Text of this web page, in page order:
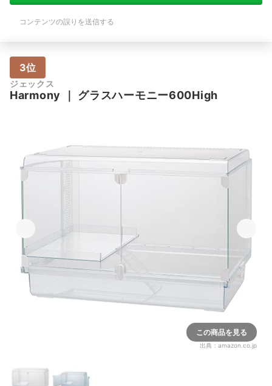
コンテンツの誤りを送信する
3位
ジェックス
Harmony グラスハーモニー600High
この商品を見る
出典： amazon.co.jp